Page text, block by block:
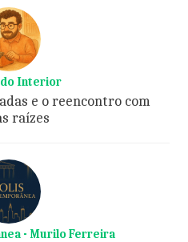
do Interior
e o reencontro com
raízes
- Murilo Ferreira